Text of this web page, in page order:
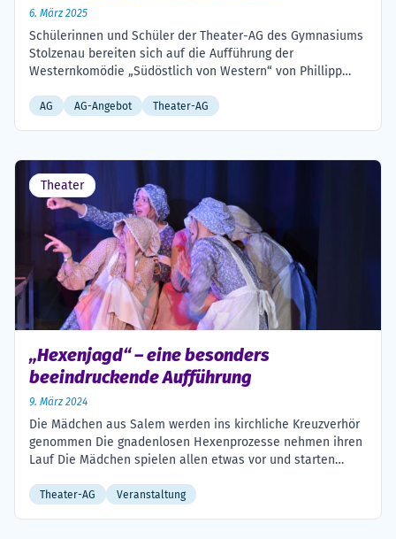
6. März 2025
Schülerinnen und Schüler der Theater-AG des Gymnasiums
Stolzenau bereiten sich auf die Aufführung der
Westernkomödie „Südöstlich von Western“ von Phillipp
zweifelsfrei der Western, das 1903 mit dem frühen Film Der
begann […]
AG AG-Angebot Theater-AG
Theater
„Hexenjagd“ – eine besonders
beeindruckende Aufführung
9. März 2024
Die Mädchen aus Salem werden ins kirchliche Kreuzverhör
genommen Die gnadenlosen Hexenprozesse nehmen ihren
Lauf Die Mädchen spielen allen etwas vor und starten
Die tödliche Kraft von Hetze und Verleumdung Theater-AG
Theater-AG Veranstaltung